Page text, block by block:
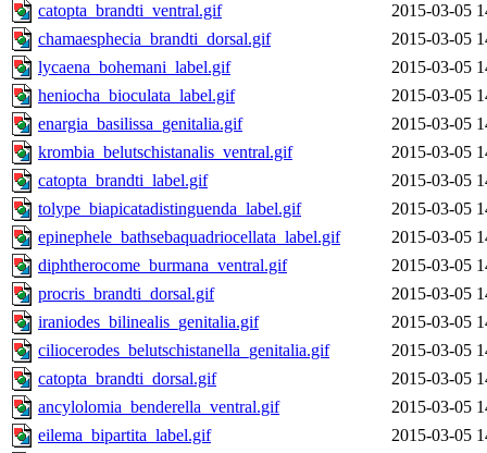
catopta_brandti_ventral.gif
2015-03-05
chamaesphecia_brandti_dorsal.gif
2015-03-05
lycaena_bohemani_label.gif
2015-03-05
heniocha_bioculata_label.gif
2015-03-05
enargia_basilissa_genitalia.gif
2015-03-05
krombia_belutschistanalis_ventral.gif
2015-03-05
catopta_brandti_label.gif
2015-03-05
tolype_biapicatadistinguenda_label.gif
2015-03-05
epinephele_bathsebaquadriocellata_label.gif
2015-03-05
diphtherocome_burmana_ventral.gif
2015-03-05
procris_brandti_dorsal.gif
2015-03-05
iraniodes_bilinealis_genitalia.gif
2015-03-05
ciliocerodes_belutschistanella_genitalia.gif
2015-03-05
catopta_brandti_dorsal.gif
2015-03-05
ancylolomia_benderella_ventral.gif
2015-03-05
eilema_bipartita_label.gif
2015-03-05